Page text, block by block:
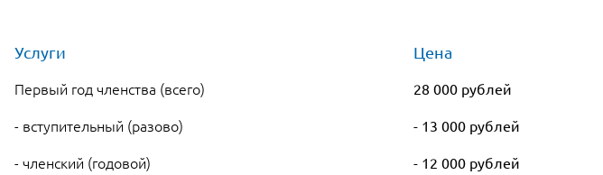
Услуги Цена
Первый год членства (всего) 28 000 рублей
- вступительный (разово) - 13 000 рублей
- членский (годовой) - 12 000 рублей